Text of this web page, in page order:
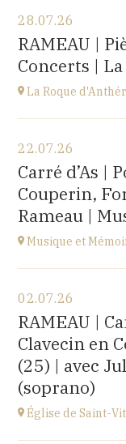
28.07.26
RAMEAU |
Concerts |
La Roque
Cloître de l'Abbaye
à18H30
Accéder au site
22.07.26
Carré d’As |
Couperin,
Rameau |
Musique et
Eglise de
(70310)
à17H00
02.07.26
RAMEAU |
Clavecin en
(25) | avec
(soprano)
Église de Saint-